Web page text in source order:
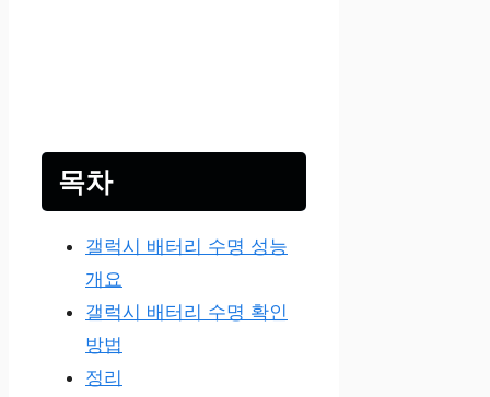
목차
갤럭시 배터리 수명 성능
개요
갤럭시 배터리 수명 확인
방법
정리